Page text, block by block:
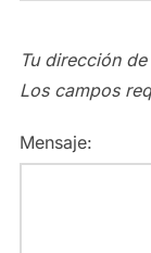
Tu dirección
Los campos
Mensaje: